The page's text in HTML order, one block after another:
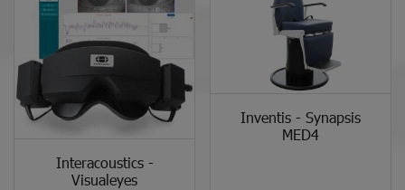
Interacoustics -
Visualeyes
Inventis - Synapsis
MED4